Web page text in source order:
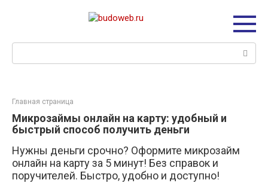
Главная страница
Микрозаймы онлайн на карту: удобный и
быстрый способ получить деньги
Нужны деньги срочно? Оформите микрозайм
онлайн на карту за 5 минут! Без справок и
поручителей. Быстро, удобно и доступно!